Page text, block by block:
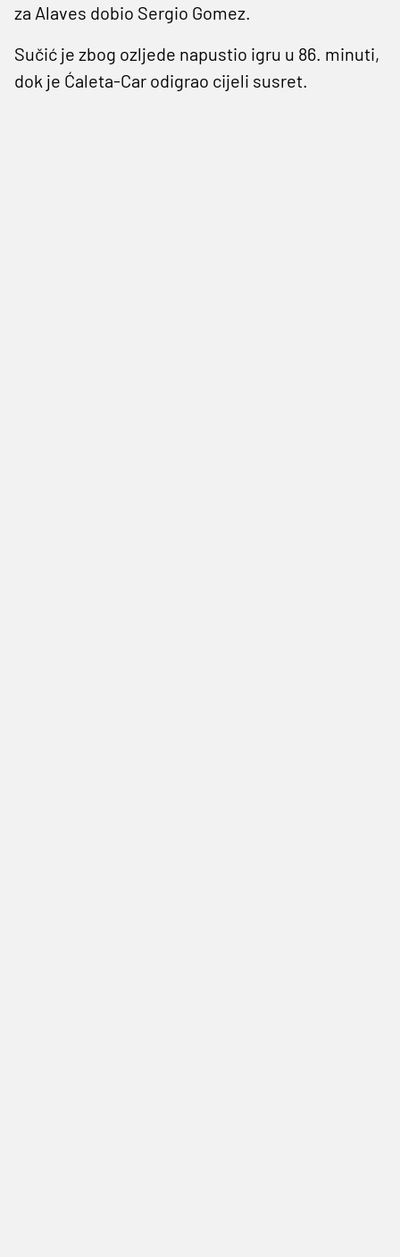
za Alaves dobio Sergio Gomez.
Sučić je zbog ozljede napustio igru u 86. minuti,
dok je Ćaleta-Car odigrao cijeli susret.